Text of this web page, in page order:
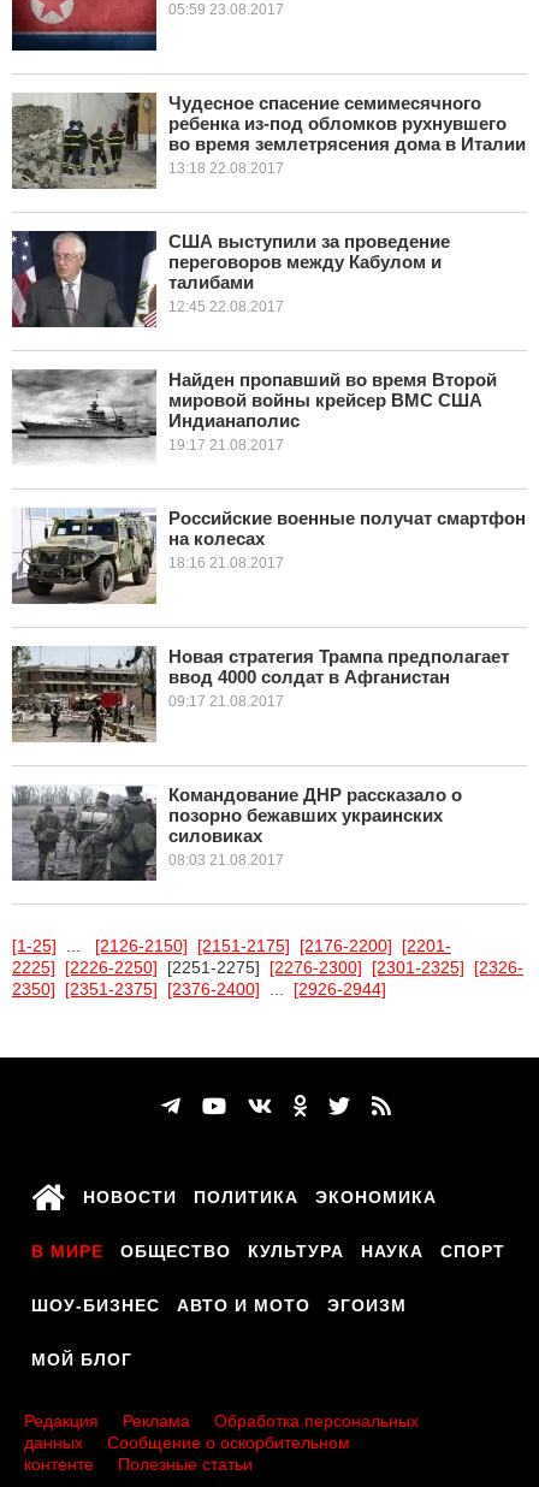
05:59 23.08.2017
Чудесное спасение семимесячного
ребенка из-под обломков рухнувшего
во время землетрясения дома в Италии
13:18 22.08.2017
США выступили за проведение
переговоров между Кабулом и
талибами
12:45 22.08.2017
Найден пропавший во время Второй
мировой войны крейсер ВМС США
Индианаполис
19:17 21.08.2017
Российские военные получат смартфон
на колесах
18:16 21.08.2017
Новая стратегия Трампа предполагает
ввод 4000 солдат в Афганистан
09:17 21.08.2017
Командование ДНР рассказало о
позорно бежавших украинских
силовиках
08:03 21.08.2017
[1-25] [2126-2150] [2151-2175] [2176-2200]
[2201-
2225]
[2226-2250] [2251-2275] [2276-2300] [2301-2325]
[2326-
2350]
[2351-2375] [2376-2400] [2926-2944]
НОВОСТИ ПОЛИТИКА ЭКОНОМИКА
В МИРЕ ОБЩЕСТВО КУЛЬТУРА НАУКА СПОРТ
ШОУ-БИЗНЕС АВТО И МОТО ЭГОИЗМ
МОЙ БЛОГ
Редакция Реклама
Обработка персональных
данных
Сообщение о оскорбительном
контенте
Полезные статьи